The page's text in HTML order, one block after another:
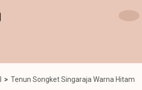
> Tenun Songket Singaraja Warna Hitam